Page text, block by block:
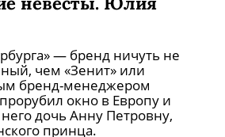
— бренд ничуть не
чем «Зенит» или
бренд-менеджером
окно в Европу и
дочь Анну Петровну,
принца.